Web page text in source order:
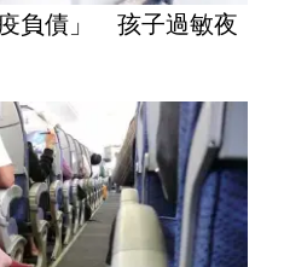
疫負債」 孩子過敏夜